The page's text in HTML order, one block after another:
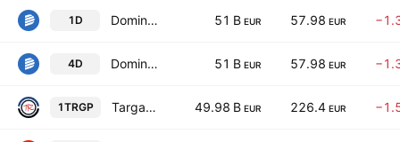
1D Dominion Energy Inc 51 B EUR 57.98 EUR
4D Dominion Energy Inc 51 B EUR 57.98 EUR
1TRGP Targa Resources Corp. 49.98 B EUR 226.4 EUR